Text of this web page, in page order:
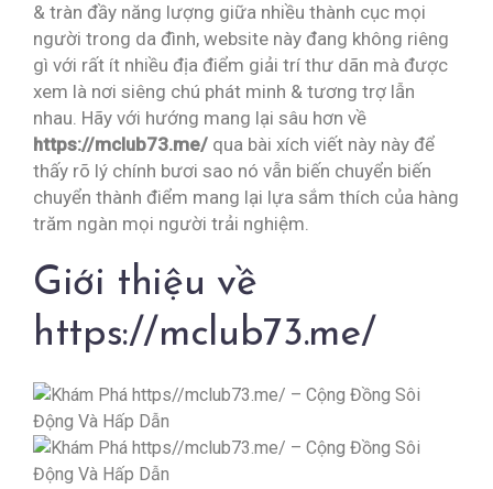
& tràn đầy năng lượng giữa nhiều thành cục mọi
người trong da đình, website này đang không riêng
gì với rất ít nhiều địa điểm giải trí thư dãn mà được
xem là nơi siêng chú phát minh & tương trợ lẫn
nhau. Hãy với hướng mang lại sâu hơn về
https://mclub73.me/ qua bài xích viết này này để
thấy rõ lý chính bươi sao nó vẫn biến chuyển biến
chuyển thành điểm mang lại lựa sắm thích của hàng
trăm ngàn mọi người trải nghiệm.
Giới thiệu về
https://mclub73.me/